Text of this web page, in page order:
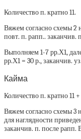
Количество п. кратно 11.
Вяжем согласно схемы 2
повт. п. рапп.. заканчив.
Выполняем 1-7 рр.Х1,
рр.Х1 = 30 р., заканчив.
Кайма
Количество п. кратно 11 +
Вяжем согласно схемы 3
для наглядности
заканчив. п. после рапп.